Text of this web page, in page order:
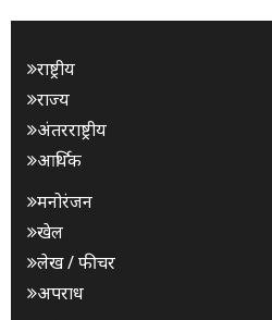
राष्ट्रीय
राज्य
अंतरराष्ट्रीय
आर्थिक
मनोरंजन
खेल
लेख / फीचर
अपराध